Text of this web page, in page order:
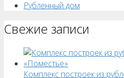
Рубленный дом
Свежие записи
Комплекс построек из